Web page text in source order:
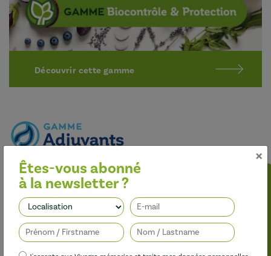
Découvrir cette gamme
Optimiser l’efficacité des traitements
Nos adjuvants permettent d’améliorer l’efficacité des
herbicides, des fongicides, des insecticides et des régulateurs de
croissance, tout en limitant leur impact sur l’environnement.
×
Êtes-vous abonné
à la newsletter ?